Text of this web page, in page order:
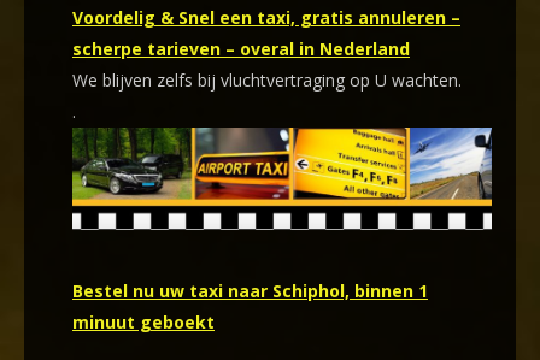
Voordelig & Snel een taxi, gratis annuleren –
scherpe tarieven – overal in Nederland
We blijven zelfs bij vluchtvertraging op U wachten.
.
Bestel nu uw taxi naar Schiphol, binnen 1
minuut geboekt